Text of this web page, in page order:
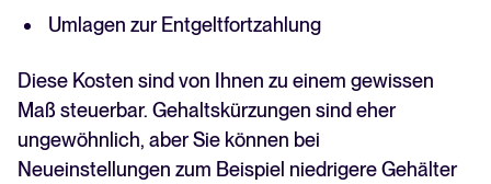
Umlagen zur Entgeltfortzahlung
Diese Kosten sind von Ihnen zu einem gewissen
Maß steuerbar. Gehaltskürzungen sind eher
ungewöhnlich, aber Sie können bei
Neueinstellungen zum Beispiel niedrigere Gehälter